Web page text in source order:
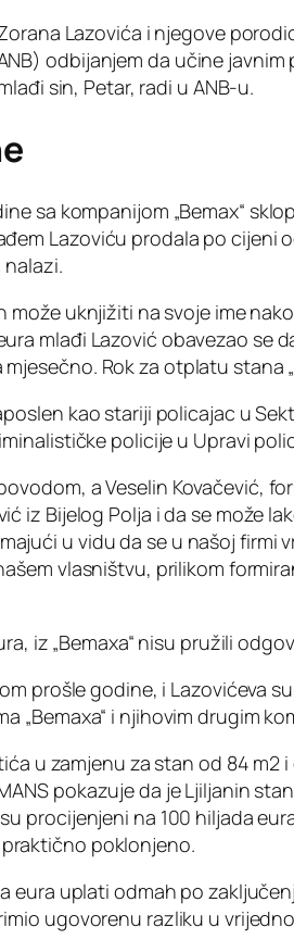
Lazovića i njegove
odbijanjem da učine javnim
sin, Petar, radi u ANB-u.
sa kompanijom „Bemax“
Lazoviću prodala po cijeni
uknjižiti na svoje ime
mlađi Lazović obavezao se
Rok za otplatu stana
kao stariji policajac u
policije u Upravi
a Veselin Kovačević,
iz Bijelog Polja i da se može
u vidu da se u našoj
vlasništvu, prilikom
iz „Bemaxa“ nisu pružili
prošle godine, i Lazovićeva
„Bemaxa“ i njihovim drugim
u zamjenu za stan od 84
pokazuje da je Ljiljanin
procijenjeni na 100 hiljada
poklonjeno.
eura uplati odmah po
ugovorenu razliku u